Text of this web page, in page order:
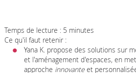
Temps de lecture : 5 minutes
Ce qu'il faut retenir :
Yana K. propose des solutions sur
et l'aménagement d'espaces, en
approche innovanteet